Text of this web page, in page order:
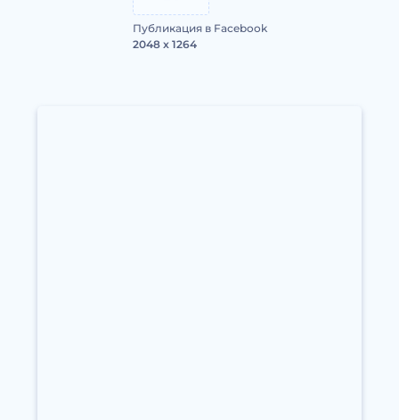
Публикация в Facebook
2048 x 1264